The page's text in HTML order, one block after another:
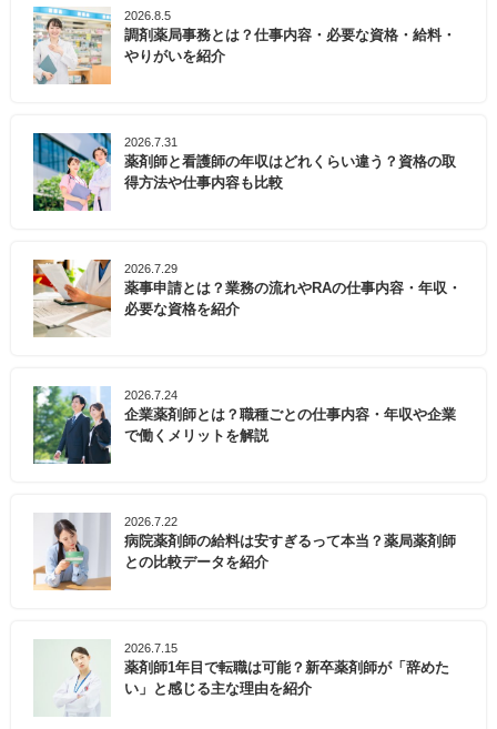
2026.8.5
調剤薬局事務とは？仕事内容・必要な資格・給料・
やりがいを紹介
2026.7.31
薬剤師と看護師の年収はどれくらい違う？資格の取
得方法や仕事内容も比較
2026.7.29
薬事申請とは？業務の流れやRAの仕事内容・年収・
必要な資格を紹介
2026.7.24
企業薬剤師とは？職種ごとの仕事内容・年収や企業
で働くメリットを解説
2026.7.22
病院薬剤師の給料は安すぎるって本当？薬局薬剤師
との比較データを紹介
2026.7.15
薬剤師1年目で転職は可能？新卒薬剤師が「辞めた
い」と感じる主な理由を紹介